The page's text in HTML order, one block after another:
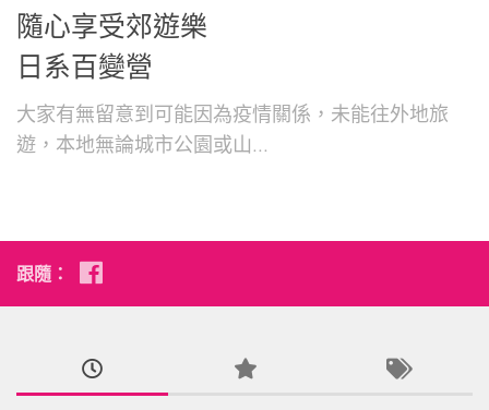
隨心享受郊遊樂
日系百變營
大家有無留意到可能因為疫情關係，未能往外地旅
遊，本地無論城市公園或山...
跟隨：